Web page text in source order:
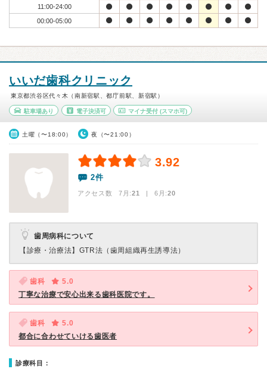
11:00-24:00
00:00-05:00
いいだ歯科クリニック
東京都渋谷区代々木（南新宿駅、都庁前駅、新宿駅）
駐車場あり 電子決済可 マイナ受付 (スマホ可)
土曜（〜18:00） 夜（〜21:00）
3.92
2件
アクセス数 7月:21 | 6月:20
歯周病科について
【診療・治療法】 GTR法（歯周組織再生誘導法）
歯科
5.0
丁寧な治療で安心出来る歯科医院です。
歯科
5.0
都合に合わせていける歯医者
診療科目：